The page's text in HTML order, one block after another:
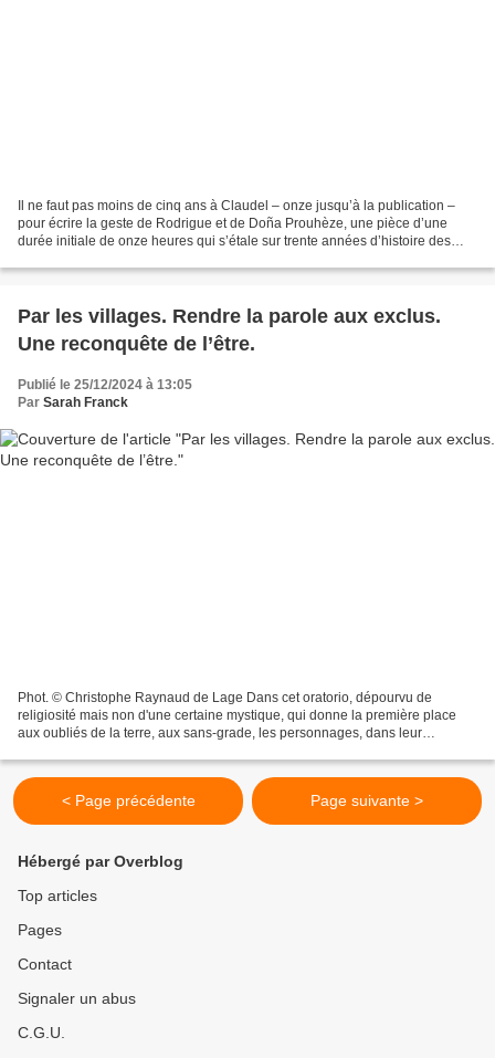
Il ne faut pas moins de cinq ans à Claudel – onze jusqu’à la publication –
pour écrire la geste de Rodrigue et de Doña Prouhèze, une pièce d’une
durée initiale de onze heures qui s’étale sur trente années d’histoire des
Par les villages. Rendre la parole aux exclus.
Une reconquête de l’être.
Publié le 25/12/2024 à 13:05
Par Sarah Franck
Phot. © Christophe Raynaud de Lage Dans cet oratorio, dépourvu de
religiosité mais non d'une certaine mystique, qui donne la première place
aux oubliés de la terre, aux sans-grade, les personnages, dans leur
< Page précédente Page suivante >
Hébergé par Overblog
Top articles
Pages
Contact
Signaler un abus
C.G.U.